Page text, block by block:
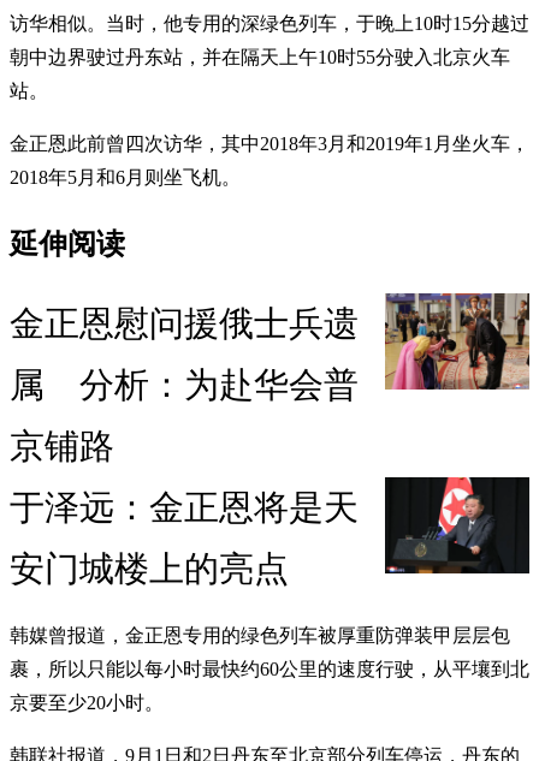
访华相似。当时，他专用的深绿色列车，于晚上10时15分越过
朝中边界驶过丹东站，并在隔天上午10时55分驶入北京火车
站。
金正恩此前曾四次访华，其中2018年3月和2019年1月坐火车，
2018年5月和6月则坐飞机。
延伸阅读
金正恩慰问援俄士兵遗
属 分析：为赴华会普
京铺路
于泽远：金正恩将是天
安门城楼上的亮点
韩媒曾报道，金正恩专用的绿色列车被厚重防弹装甲层层包
裹，所以只能以每小时最快约60公里的速度行驶，从平壤到北
京要至少20小时。
韩联社报道 ，9月1日和2日丹东至北京部分列车停运，丹东的